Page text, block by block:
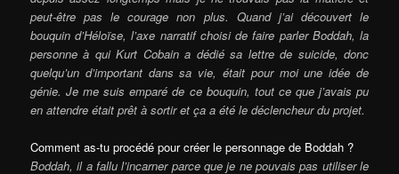
peut-être pas le courage non plus. Quand j’ai découvert le
bouquin d’Héloïse, l’axe narratif choisi de faire parler Boddah, la
personne à qui Kurt Cobain a dédié sa lettre de suicide, donc
quelqu’un d’important dans sa vie, était pour moi une idée de
génie. Je me suis emparé de ce bouquin, tout ce que j’avais pu
en attendre était prêt à sortir et ça a été le déclencheur du projet.
Comment as-tu procédé pour créer le personnage de Boddah ?
Boddah, il a fallu l’incarner parce que je ne pouvais pas utiliser le